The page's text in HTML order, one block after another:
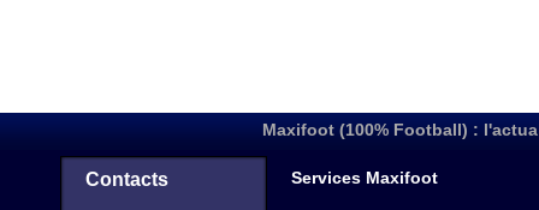
Maxifoot (100% Football) :
Contacts Services Maxifoot